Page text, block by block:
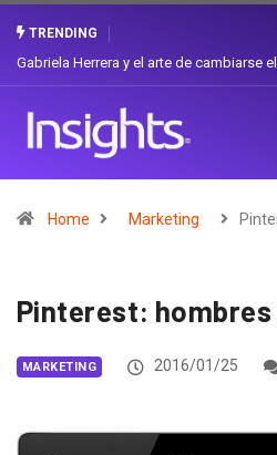
TRENDING
Gabriela Herrera y el arte de cambiarse
Home Marketing
Pinterest:
MARKETING 2016/01/25